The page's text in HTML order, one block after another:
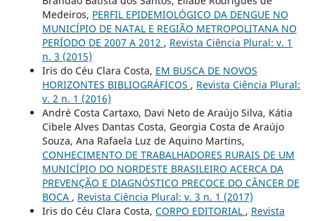
Medeiros, PERFIL EPIDEMIOLÓGICO DA DENGUE NO
MUNICÍPIO DE NATAL E REGIÃO METROPOLITANA NO
PERÍODO DE 2007 A 2012 , Revista Ciência Plural: v. 1
n. 3 (2015)
Iris do Céu Clara Costa, EM BUSCA DE NOVOS
HORIZONTES BIBLIOGRÁFICOS , Revista Ciência Plural:
v. 2 n. 1 (2016)
André Costa Cartaxo, Davi Neto de Araújo Silva, Kátia
Cibele Alves Dantas Costa, Georgia Costa de Araújo
Souza, Ana Rafaela Luz de Aquino Martins,
CONHECIMENTO DE TRABALHADORES RURAIS DE UM
MUNICÍPIO DO NORDESTE BRASILEIRO ACERCA DA
PREVENÇÃO E DIAGNÓSTICO PRECOCE DO CÂNCER DE
BOCA , Revista Ciência Plural: v. 3 n. 1 (2017)
Iris do Céu Clara Costa, CORPO EDITORIAL , Revista